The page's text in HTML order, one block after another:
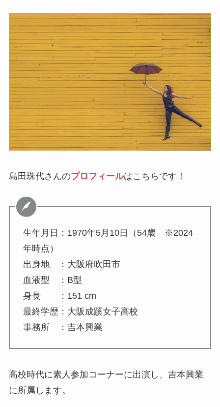
島田珠代さんのプロフィールはこちらです！
生年月日：1970年5月10日（54歳 ※2024
年時点）
出身地 ：大阪府吹田市
血液型 ：B型
身長 ：151 cm
最終学歴：大阪成蹊女子高校
事務所 ：吉本興業
高校時代に素人参加コーナーに出演し、吉本興業
に所属します。